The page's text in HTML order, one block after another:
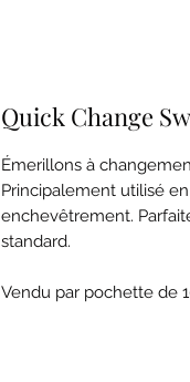
Quick Change
Émerillons à
Principalement utilisé
enchevêtrement.
standard.
Vendu par pochette de